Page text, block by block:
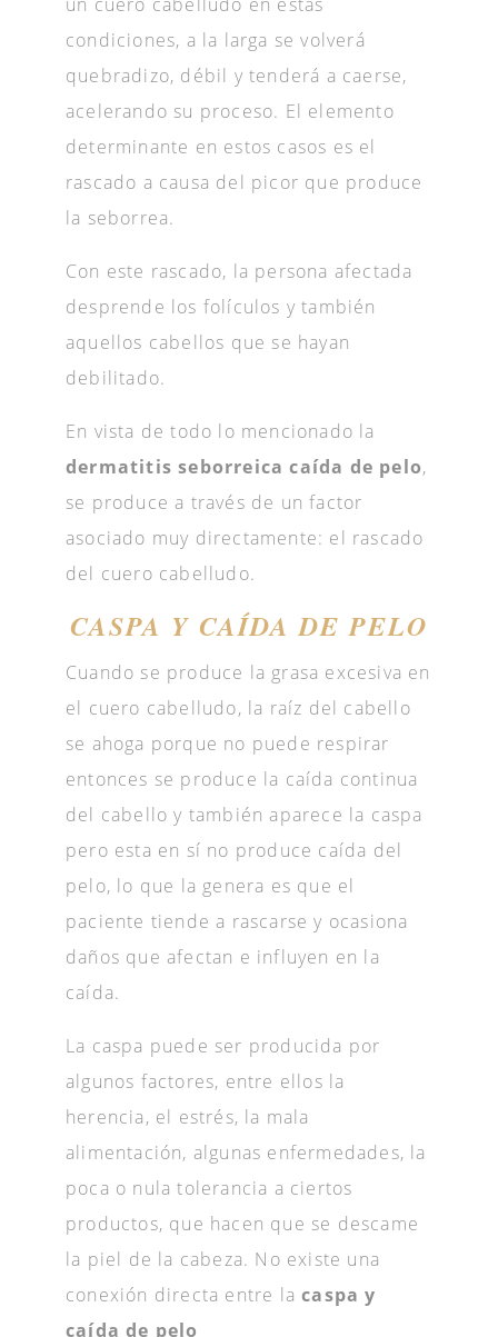
condiciones, a la larga se volverá
quebradizo, débil y tenderá a caerse,
acelerando su proceso. El elemento
determinante en estos casos es el
rascado a causa del picor que produce
la seborrea.
Con este rascado, la persona afectada
desprende los folículos y también
aquellos cabellos que se hayan
debilitado.
En vista de todo lo mencionado la
dermatitis seborreica caída de pelo,
se produce a través de un factor
asociado muy directamente: el rascado
del cuero cabelludo.
CASPA Y CAÍDA DE PELO
Cuando se produce la grasa excesiva en
el cuero cabelludo, la raíz del cabello
se ahoga porque no puede respirar
entonces se produce la caída continua
del cabello y también aparece la caspa
pero esta en sí no produce caída del
pelo, lo que la genera es que el
paciente tiende a rascarse y ocasiona
daños que afectan e influyen en la
caída.
La caspa puede ser producida por
algunos factores, entre ellos la
herencia, el estrés, la mala
alimentación, algunas enfermedades, la
poca o nula tolerancia a ciertos
productos, que hacen que se descame
la piel de la cabeza. No existe una
conexión directa entre lacaspa y
caída de pelo